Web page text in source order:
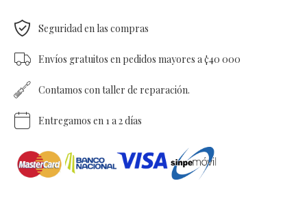
Seguridad en las compras
Envíos gratuitos en pedidos mayores a ¢40 000
Contamos con taller de reparación.
Entregamos en 1 a 2 días